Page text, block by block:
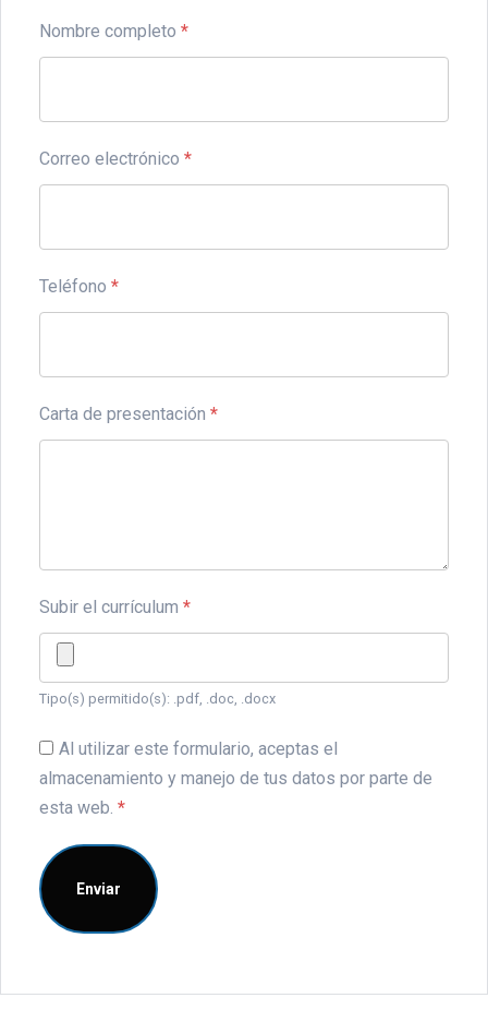
Nombre completo *
Correo electrónico *
Teléfono *
Carta de presentación *
Subir el currículum *
Tipo(s) permitido(s): .pdf, .doc, .docx
Al utilizar este formulario, aceptas el
almacenamiento y manejo de tus datos por parte de
esta web. *